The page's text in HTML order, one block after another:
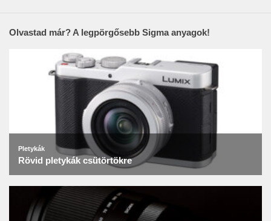
Olvastad már? A legpörgősebb Sigma anyagok!